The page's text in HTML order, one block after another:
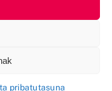
pribatutasuna
en Politika